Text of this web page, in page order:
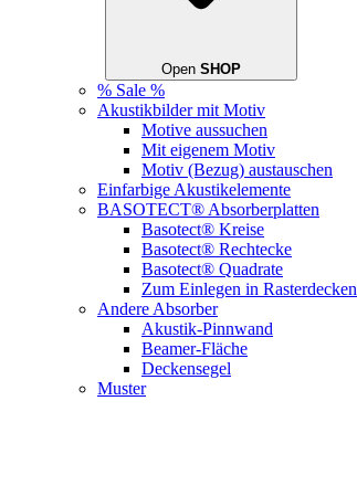
Open SHOP
% Sale %
Akustikbilder mit Motiv
Motive aussuchen
Mit eigenem Motiv
Motiv (Bezug) austauschen
Einfarbige Akustikelemente
BASOTECT® Absorberplatten
Basotect® Kreise
Basotect® Rechtecke
Basotect® Quadrate
Zum Einlegen in Rasterdecken
Andere Absorber
Akustik-Pinnwand
Beamer-Fläche
Deckensegel
Muster